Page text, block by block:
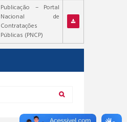
Publicação – Portal
Nacional de
Contratações
Públicas (PNCP)